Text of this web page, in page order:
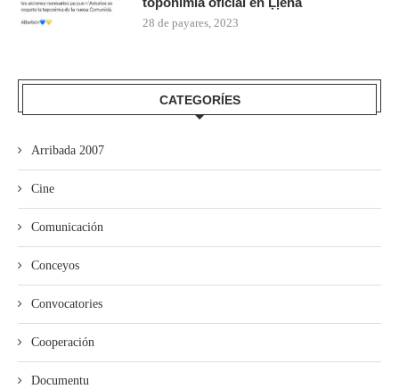
28 de payares, 2023
CATEGORÍES
Arribada 2007
Cine
Comunicación
Conceyos
Convocatories
Cooperación
Documentu